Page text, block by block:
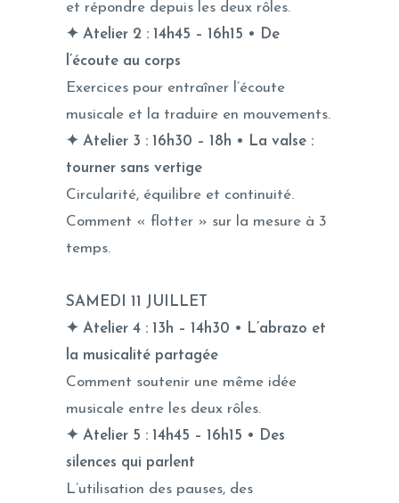
et répondre depuis les deux rôles.
✦ Atelier 2 : 14h45 – 16h15 • De
l’écoute au corps
Exercices pour entraîner l’écoute
musicale et la traduire en mouvements.
✦ Atelier 3 : 16h30 – 18h • La valse :
tourner sans vertige
Circularité, équilibre et continuité.
Comment « flotter » sur la mesure à 3
temps.
SAMEDI 11 JUILLET
✦ Atelier 4 : 13h – 14h30 • L’abrazo et
la musicalité partagée
Comment soutenir une même idée
musicale entre les deux rôles.
✦ Atelier 5 : 14h45 – 16h15 • Des
silences qui parlent
L’utilisation des pauses, des